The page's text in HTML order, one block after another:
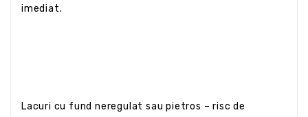
imediat.
Lacuri cu fund neregulat sau pietros – risc de